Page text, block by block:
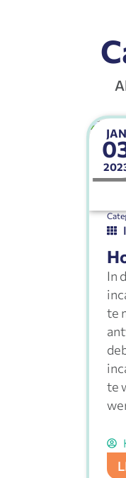
JAN
In
te
te